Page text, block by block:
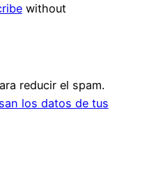
without
reducir el spam.
los datos de tus